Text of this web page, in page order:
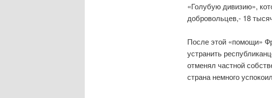
«Голубую дивизию»,
добровольцев,- 18
После этой «помощи»
устранить
отменял частной
страна немного